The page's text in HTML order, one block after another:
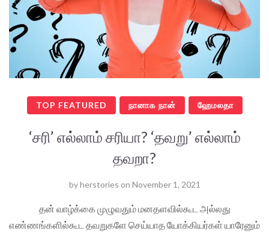
TOP FEATURED நானாக நான் ஹேமலதா
‘சரி’ எல்லாம் சரியா? ‘தவறு’ எல்லாம்
தவறா?
byherstories on November 1, 2021
தன் வாழ்க்கை முழுவதும் மனதளவில்கூட அல்லது
எண்ணங்களில்கூட தவறுகளே செய்யாத யோக்கியர்கள் யாரேனும்